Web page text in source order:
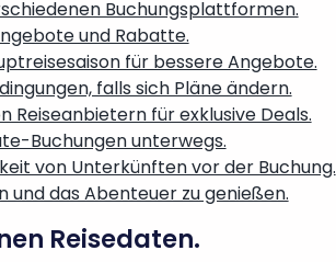
Buchungsplattformen.
und Rabatte.
für bessere Angebote.
falls sich Pläne ändern.
Reiseanbietern für exklusive Deals.
Buchungen unterwegs.
von Unterkünften vor der Buchung.
und das Abenteuer zu genießen.
Reisedaten.